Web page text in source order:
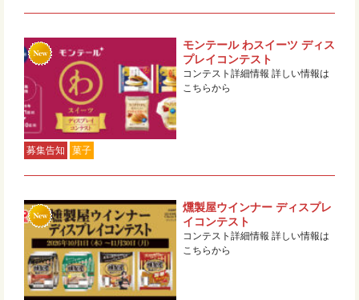
募集告知 菓子
モンテール わスイーツ ディス
プレイコンテスト
コンテスト詳細情報 詳しい情報は
こちらから
燻製屋ウインナー ディスプレ
イコンテスト
コンテスト詳細情報 詳しい情報は
こちらから